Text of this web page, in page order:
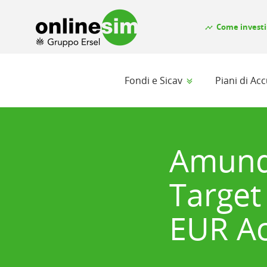
timeline Come
Fondi e Sicav Piani di
EUR